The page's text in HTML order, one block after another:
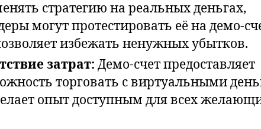
стратегию на реальных деньгах,
могут протестировать её на демо-
избежать ненужных убытков.
затрат: Демо-счет предоставляет
торговать с виртуальными
опыт доступным для всех